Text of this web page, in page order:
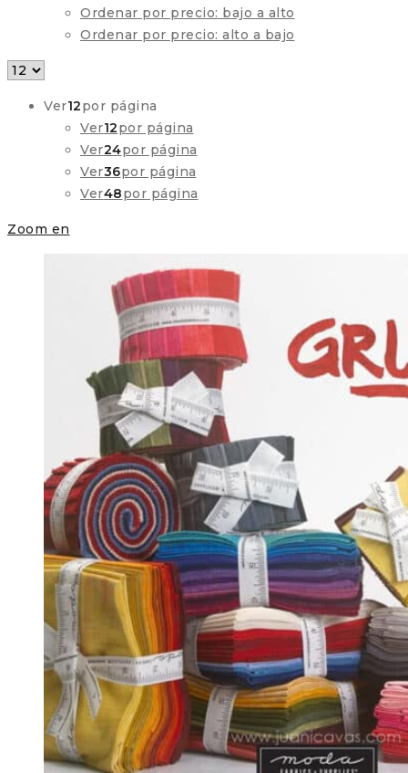
Ordenar por precio: bajo a alto
Ordenar por precio: alto a bajo
Ver12por página
Ver12por página
Ver24por página
Ver36por página
Ver48por página
Zoom en